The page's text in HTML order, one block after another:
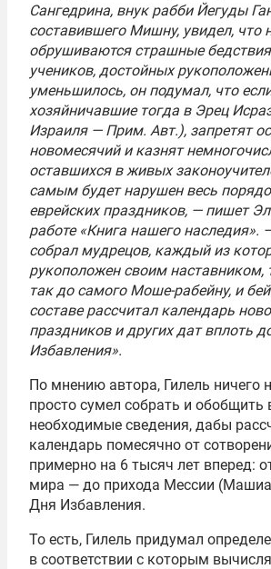
Сангедрина, внук рабби Йегуды
составившего Мишну, увидел, что
обрушиваются страшные
учеников, достойных
уменьшилось, он подумал, что
хозяйничавшие тогда в Эрец
Израиля — Прим. Авт.), запретят
новомесячий и казнят
оставшихся в живых
самым будет нарушен весь
еврейских праздников, — пишет
работе «Книга нашего наследия».
собрал мудрецов, каждый из
рукоположен своим наставником,
так до самого Моше-рабейну, и
составе рассчитал календарь
праздников и других дат вплоть
Избавления».
По мнению автора, Гилель ничего
просто сумел собрать и обобщить
необходимые сведения, дабы
календарь помесячно от
примерно на 6 тысяч лет вперед:
мира — до прихода Мессии
Дня Избавления.
То есть, Гилель придумал
в соответствии с которым